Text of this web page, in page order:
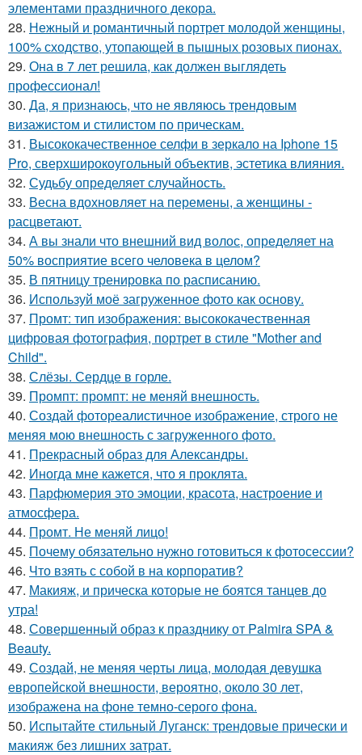
элементами праздничного декора.
28. Нежный и романтичный портрет молодой женщины,
100% сходство, утопающей в пышных розовых пионах.
29. Она в 7 лет решила, как должен выглядеть
профессионал!
30. Да, я признаюсь, что не являюсь трендовым
визажистом и стилистом по прическам.
31. Высококачественное селфи в зеркало на Iphone 15
Pro, сверхширокоугольный объектив, эстетика влияния.
32. Судьбу определяет случайность.
33. Весна вдохновляет на перемены, а женщины -
расцветают.
34. А вы знали что внешний вид волос, определяет на
50% восприятие всего человека в целом?
35. В пятницу тренировка по расписанию.
36. Используй моё загруженное фото как основу.
37. Промт: тип изображения: высококачественная
цифровая фотография, портрет в стиле "Mother and
Child".
38. Слёзы. Сердце в горле.
39. Промпт: промпт: не меняй внешность.
40. Создай фотореалистичное изображение, строго не
меняя мою внешность с загруженного фото.
41. Прекрасный образ для Александры.
42. Иногда мне кажется, что я проклята.
43. Парфюмерия это эмоции, красота, настроение и
атмосфера.
44. Промт. Не меняй лицо!
45. Почему обязательно нужно готовиться к фотосессии?
46. Что взять с собой в на корпоратив?
47. Макияж, и прическа которые не боятся танцев до
утра!
48. Совершенный образ к празднику от Palmira SPA &
Beauty.
49. Создай, не меняя черты лица, молодая девушка
европейской внешности, вероятно, около 30 лет,
изображена на фоне темно-серого фона.
50. Испытайте стильный Луганск: трендовые прически и
макияж без лишних затрат.